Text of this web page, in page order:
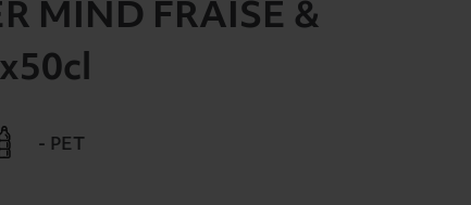
MIND FRAISE &
- PET